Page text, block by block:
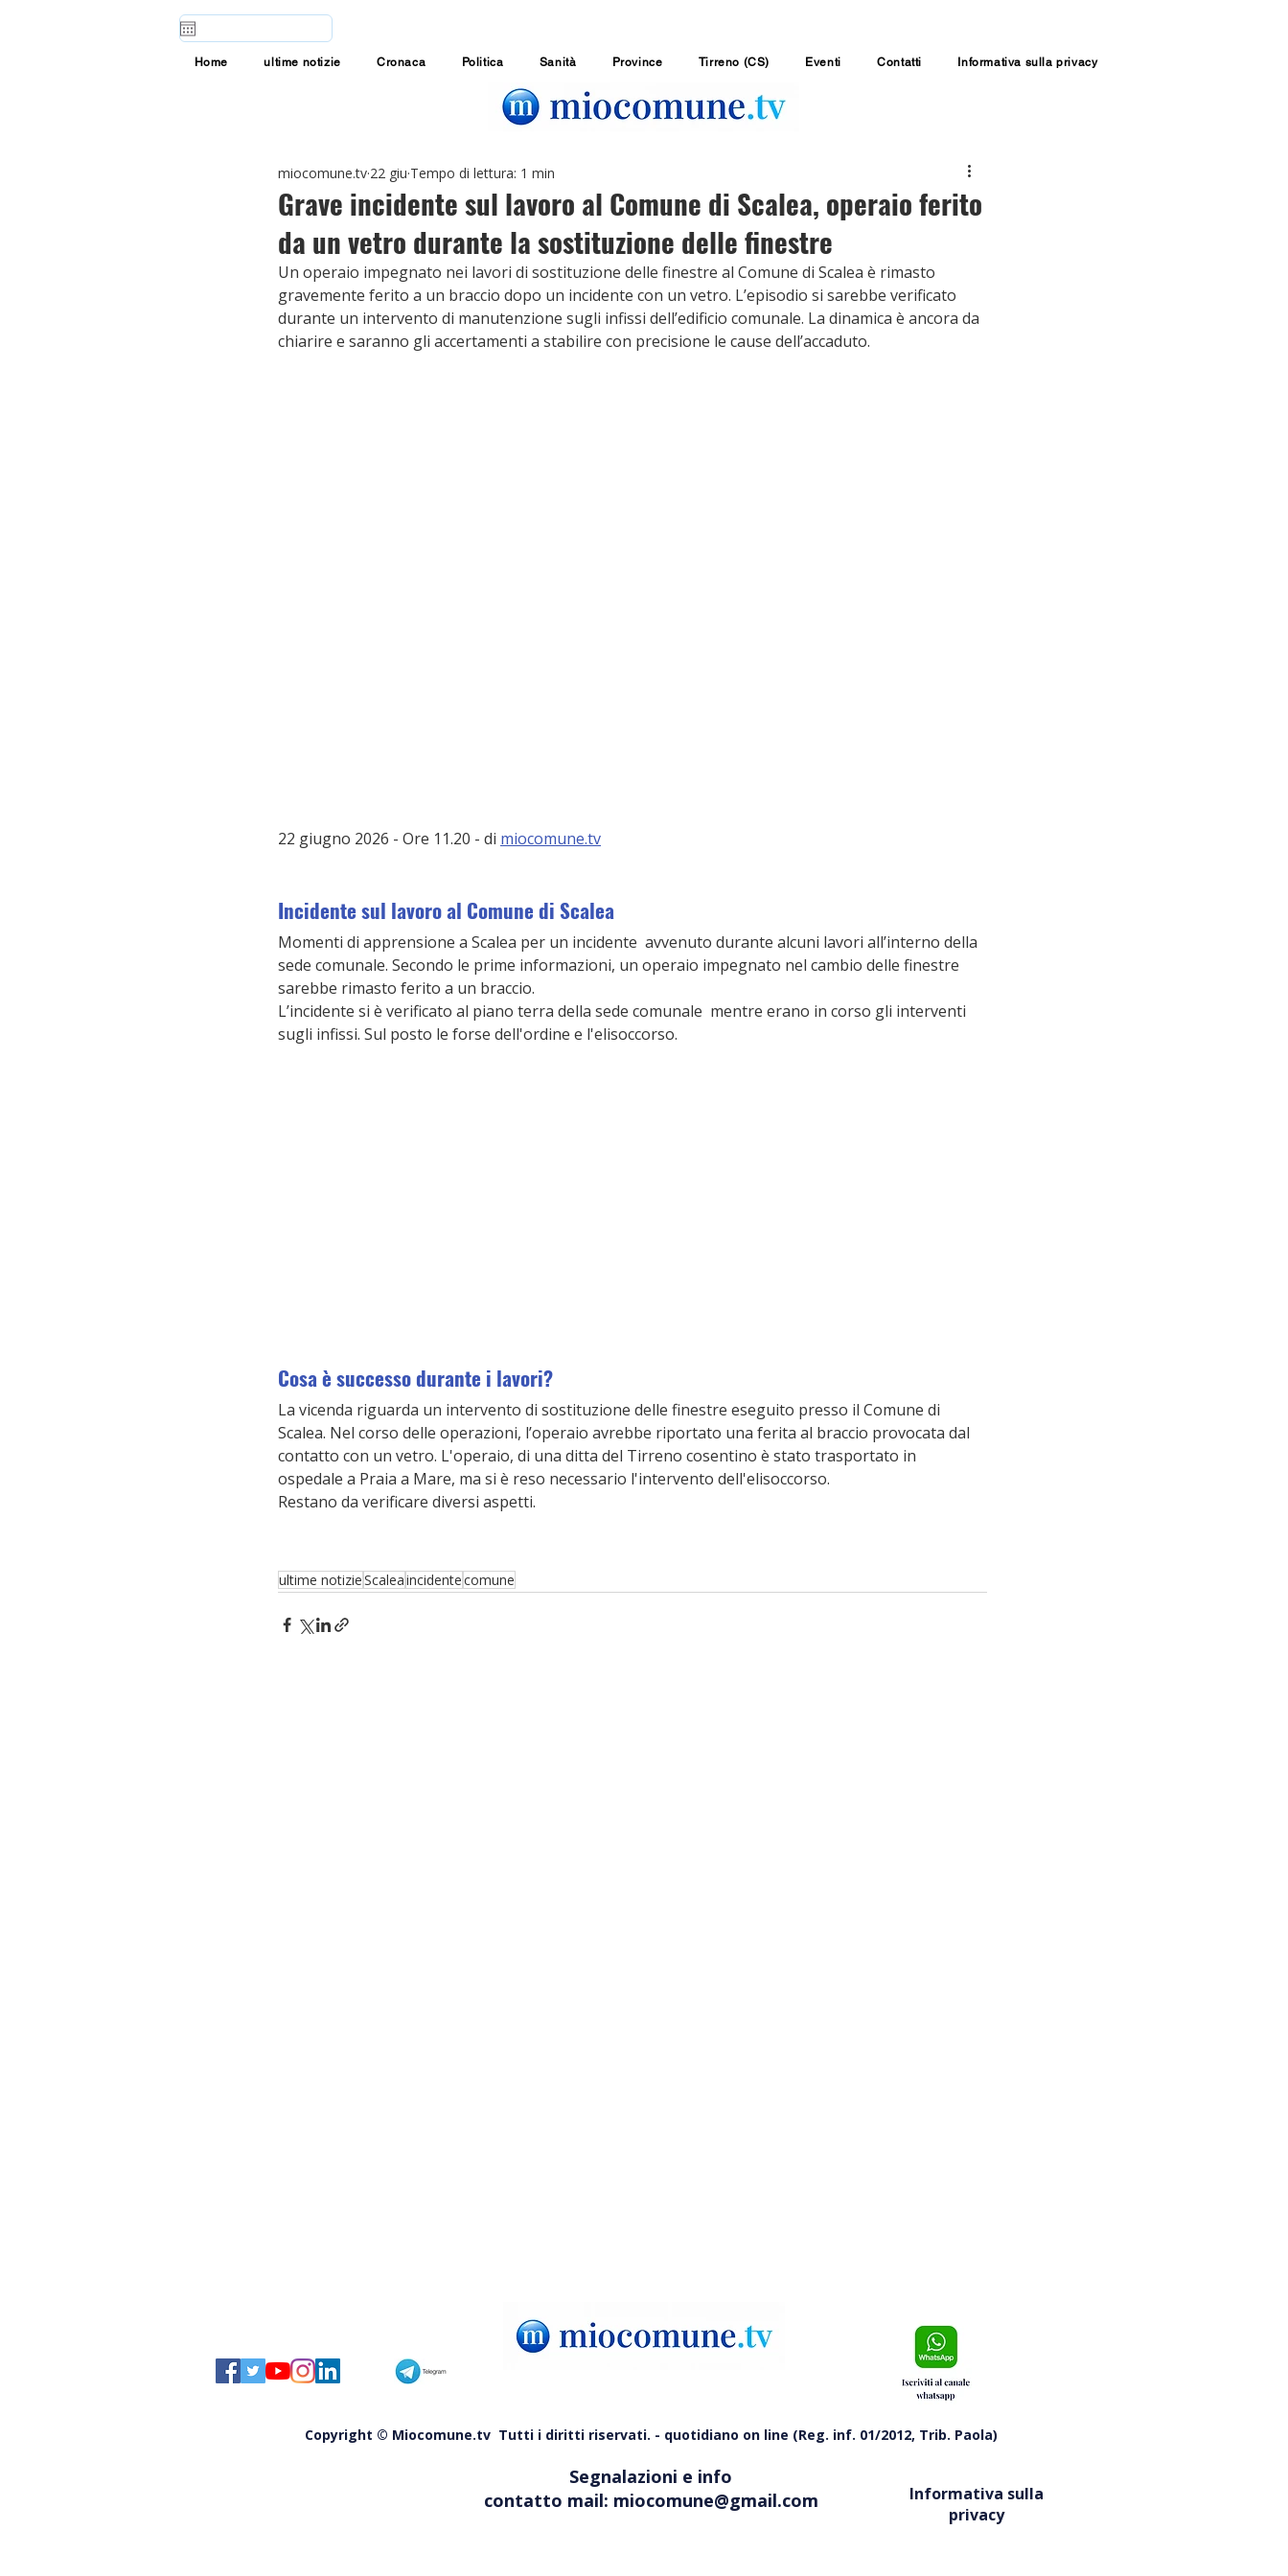
Home ultime notizie Cronaca Politica Sanità Province Tirreno (CS) Eventi Contatti Informativa sulla privacy
Grave incidente sul lavoro al Comune di Scalea, operaio ferito
da un vetro durante la sostituzione delle finestre
miocomune.tv 22 giu Tempo di lettura: 1 min
Un operaio impegnato nei lavori di sostituzione delle finestre al Comune di Scalea è rimasto
gravemente ferito a un braccio dopo un incidente con un vetro. L’episodio si sarebbe verificato
durante un intervento di manutenzione sugli infissi dell’edificio comunale. La dinamica è ancora da
chiarire e saranno gli accertamenti a stabilire con precisione le cause dell’accaduto.
22 giugno 2026 - Ore 11.20 - di miocomune.tv
Incidente sul lavoro al Comune di Scalea
Momenti di apprensione a Scalea per un incidente  avvenuto durante alcuni lavori all’interno della
sede comunale. Secondo le prime informazioni, un operaio impegnato nel cambio delle finestre
sarebbe rimasto ferito a un braccio.
L’incidente si è verificato al piano terra della sede comunale  mentre erano in corso gli interventi
sugli infissi. Sul posto le forse dell'ordine e l'elisoccorso.
Cosa è successo durante i lavori?
La vicenda riguarda un intervento di sostituzione delle finestre eseguito presso il Comune di
Scalea. Nel corso delle operazioni, l’operaio avrebbe riportato una ferita al braccio provocata dal
contatto con un vetro. L'operaio, di una ditta del Tirreno cosentino è stato trasportato in
ospedale a Praia a Mare, ma si è reso necessario l'intervento dell'elisoccorso.
Restano da verificare diversi aspetti.
ultime notizieScaleaincidentecomune
Copyright © Miocomune.tv Tutti i diritti riservati. - quotidiano on line (Reg. inf. 01/2012, Trib. Paola)
Segnalazioni e info
contatto mail: miocomune@gmail.com
Informativa sulla
privacy